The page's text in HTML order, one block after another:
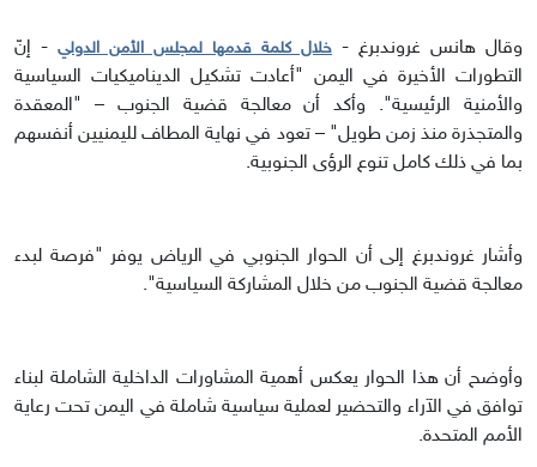
وقال هانس غروندبرغ - خلال كلمة قدمها لمجلس الأمن الدولي - إنّ
التطورات الأخيرة في اليمن "أعادت تشكيل الديناميكيات السياسية
والأمنية الرئيسية". وأكد أن معالجة قضية الجنوب – "المعقدة
والمتجذرة منذ زمن طويل" – تعود في نهاية المطاف لليمنيين أنفسهم
بما في ذلك كامل تنوع الرؤى الجنوبية.
وأشار غروندبرغ إلى أن الحوار الجنوبي في الرياض يوفر "فرصة لبدء
معالجة قضية الجنوب من خلال المشاركة السياسية".
وأوضح أن هذا الحوار يعكس أهمية المشاورات الداخلية الشاملة لبناء
توافق في الآراء والتحضير لعملية سياسية شاملة في اليمن تحت رعاية
الأمم المتحدة.